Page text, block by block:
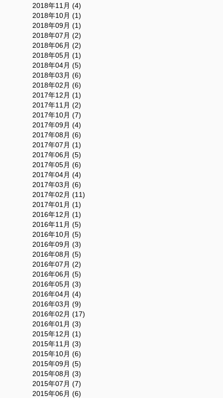
2018年11月 (4)
2018年10月 (1)
2018年09月 (1)
2018年07月 (2)
2018年06月 (2)
2018年05月 (1)
2018年04月 (5)
2018年03月 (6)
2018年02月 (6)
2017年12月 (1)
2017年11月 (2)
2017年10月 (7)
2017年09月 (4)
2017年08月 (6)
2017年07月 (1)
2017年06月 (5)
2017年05月 (6)
2017年04月 (4)
2017年03月 (6)
2017年02月 (11)
2017年01月 (1)
2016年12月 (1)
2016年11月 (5)
2016年10月 (5)
2016年09月 (3)
2016年08月 (5)
2016年07月 (2)
2016年06月 (5)
2016年05月 (3)
2016年04月 (4)
2016年03月 (9)
2016年02月 (17)
2016年01月 (3)
2015年12月 (1)
2015年11月 (3)
2015年10月 (6)
2015年09月 (5)
2015年08月 (3)
2015年07月 (7)
2015年06月 (6)